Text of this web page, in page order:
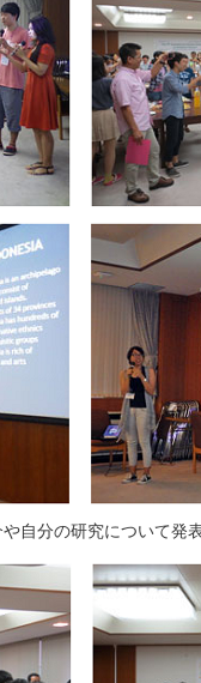
自分の研究について発